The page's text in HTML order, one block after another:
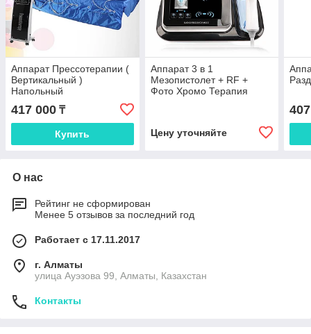
Аппарат Прессотерапии (
Вертикальный )
Напольный
417 000 ₸
Купить
Аппарат 3 в 1
Мезопистолет + RF +
Фото Хромо Терапия
Цену уточняйте
О нас
Рейтинг не сформирован
Менее 5 отзывов за последний год
Работает с 17.11.2017
г. Алматы
улица Ауэзова 99, Алматы, Казахстан
Контакты